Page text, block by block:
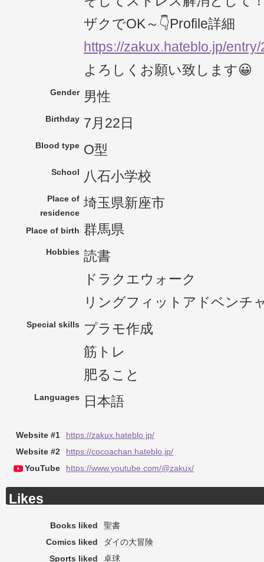
ザクでOK～👇Profile詳細
https://zakux.hateblo.jp/
よろしくお願い致します😀
Gender 男性
Birthday 7月22日
Blood type O型
School 八石小学校
Place of
residence
埼玉県新座市
Place of birth 群馬県
Hobbies 読書
ドラクエウォーク
リングフィットアドベンチ
Special skills
プラモ作成
筋トレ
肥ること
Languages 日本語
Website #1
https://zakux.hateblo.jp/
Website #2
https://cocoachan.hateblo.jp/
YouTube
https://www.youtube.com/@zakux/
Likes
Books liked
聖書
Comics liked
ダイの大冒険
Sports liked
卓球